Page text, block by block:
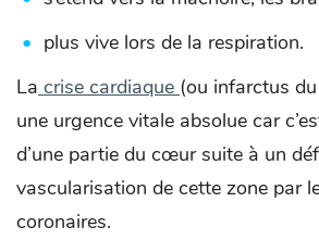
plus vive lors de la respiration.
La crise cardiaque (ou infarctus
une urgence vitale absolue car
d’une partie du cœur suite à un
vascularisation de cette zone par
coronaires.